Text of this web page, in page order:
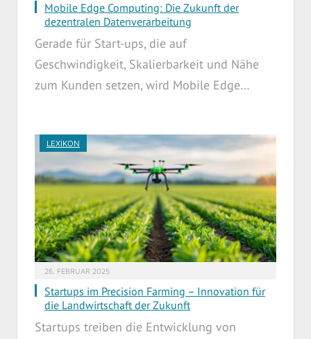
Mobile Edge Computing: Die Zukunft der
dezentralen Datenverarbeitung
Gerade für Start-ups, die auf
Geschwindigkeit, Skalierbarkeit und Nähe
zum Kunden setzen, wird Mobile Edge…
LEXIKON
26. FEBRUAR 2025
Startups im Precision Farming – Innovation für
die Landwirtschaft der Zukunft
Startups treiben die Entwicklung von